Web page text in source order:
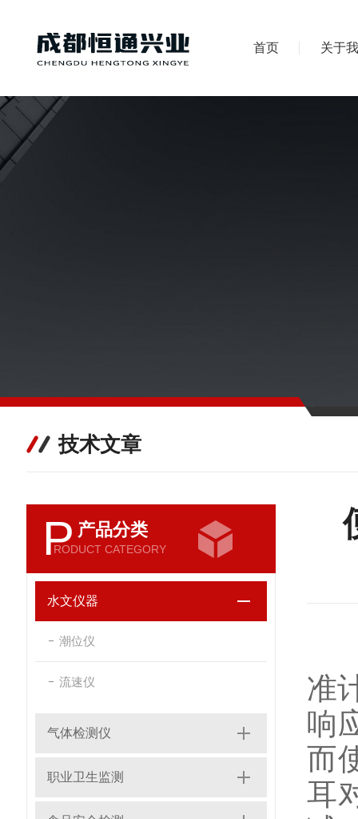
首页 关于
技术文章
P 产品分类
RODUCT CATEGORY
水文仪器
潮位仪
流速仪
气体检测仪
职业卫生监测
准
响
而
耳